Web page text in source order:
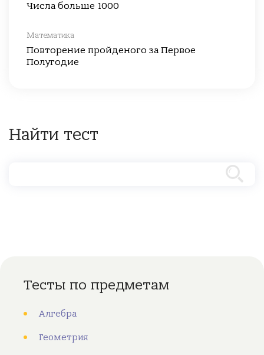
Числа больше 1000
Математика
Повторение пройденого за Первое
Полугодие
Найти тест
Тесты по предметам
Алгебра
Геометрия